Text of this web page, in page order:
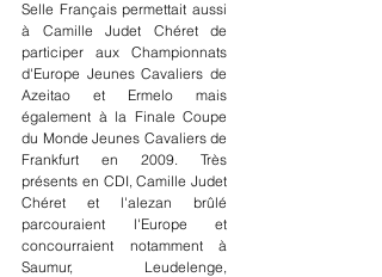
Selle Français permettait aussi
à Camille Judet Chéret de
participer aux Championnats
d'Europe Jeunes Cavaliers de
Azeitao et Ermelo mais
également à la Finale Coupe
du Monde Jeunes Cavaliers de
Frankfurt en 2009. Très
présents en CDI, Camille Judet
Chéret et l'alezan brûlé
parcouraient l'Europe et
concourraient notamment à
Saumur, Leudelenge,